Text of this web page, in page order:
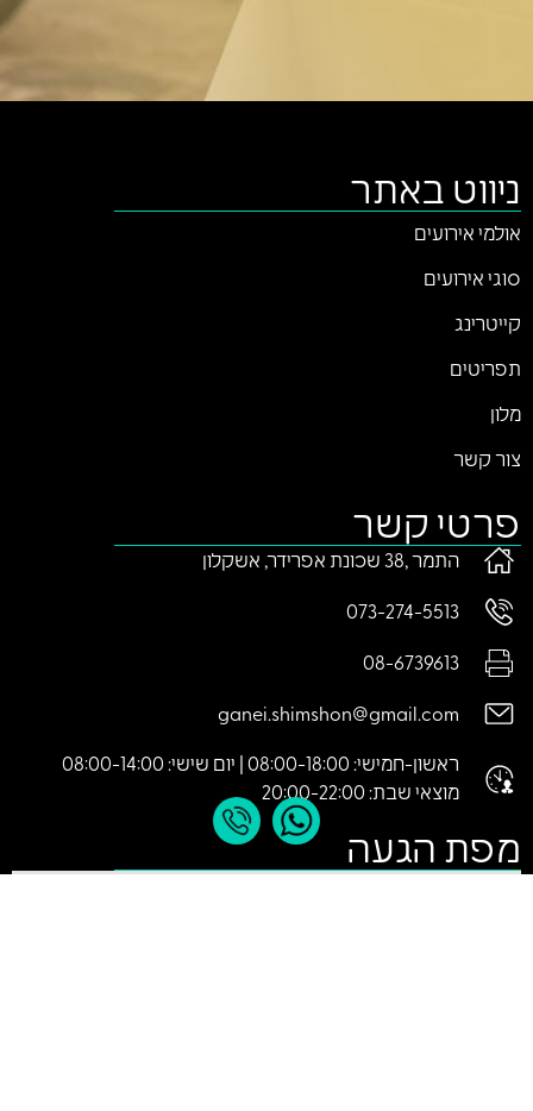
ניווט באתר
אולמי אירועים
סוגי אירועים
קייטרינג
תפריטים
מלון
צור קשר
פרטי קשר
התמר ,38 שכונת אפרידר, אשקלון
073-274-5513
08-6739613
ganei.shimshon@gmail.com
ראשון-חמישי: 08:00-18:00 | יום שישי: 08:00-14:00
מוצאי שבת: 20:00-22:00
מפת הגעה